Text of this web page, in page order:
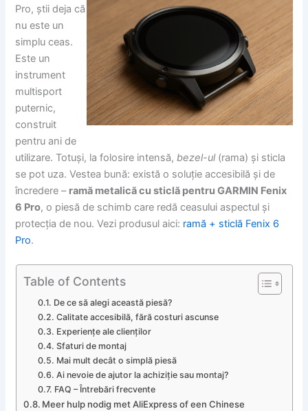
Pro, știi deja că
nu este un
simplu ceas.
Este un
instrument
multisport
puternic,
construit
pentru ani de
utilizare. Totuși, la folosire intensă,bezel-ul(rama) și sticla
se pot uza. Vestea bună: există o soluție accesibilă și de
încredere – ramă metalică cu sticlă pentru GARMIN Fenix
6 Pro, o piesă de schimb care redă ceasului aspectul și
protecția de nou. Vezi produsul aici: ramă + sticlă Fenix 6
Pro.
Table of Contents
De ce să alegi această piesă?
Calitate accesibilă, fără costuri ascunse
Experiențe ale clienților
Sfaturi de montaj
Mai mult decât o simplă piesă
Ai nevoie de ajutor la achiziție sau montaj?
FAQ – Întrebări frecvente
Meer hulp nodig met AliExpress of een Chinese